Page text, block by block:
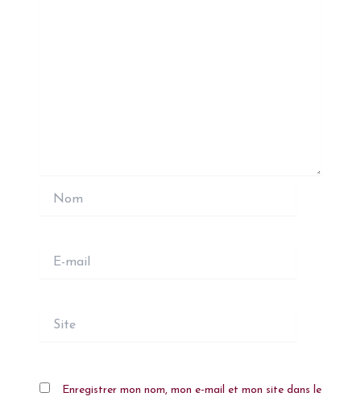
mail
Enregistrer mon nom, mon e-mail et mon site dans le